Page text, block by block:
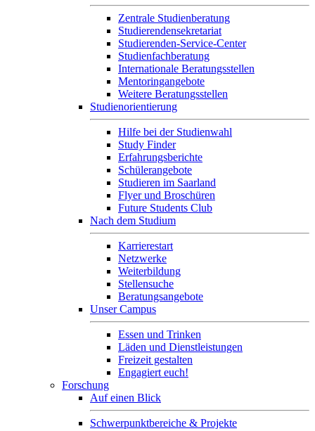
Zentrale Studienberatung
Studierendensekretariat
Studierenden-Service-Center
Studienfachberatung
Internationale Beratungsstellen
Mentoringangebote
Weitere Beratungsstellen
Studienorientierung
Hilfe bei der Studienwahl
Study Finder
Erfahrungsberichte
Schülerangebote
Studieren im Saarland
Flyer und Broschüren
Future Students Club
Nach dem Studium
Karrierestart
Netzwerke
Weiterbildung
Stellensuche
Beratungsangebote
Unser Campus
Essen und Trinken
Läden und Dienstleistungen
Freizeit gestalten
Engagiert euch!
Forschung
Auf einen Blick
Schwerpunktbereiche & Projekte